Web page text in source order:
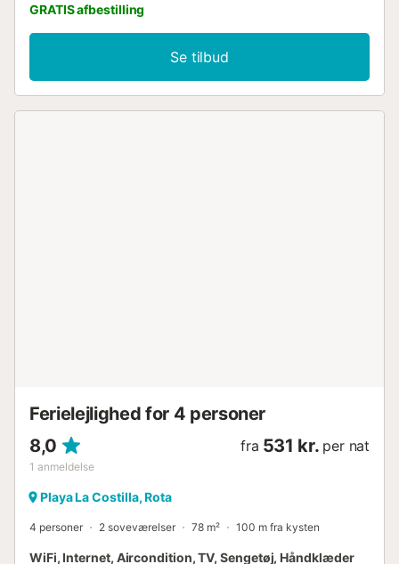
GRATIS afbestilling
Se tilbud
Ferielejlighed for 4 personer
8,0
1 anmeldelse
fra 531 kr. per nat
Playa La Costilla, Rota
4 personer 2 soveværelser 78 m² 100 m fra kysten
WiFi, Internet, Aircondition, TV, Sengetøj, Håndklæder